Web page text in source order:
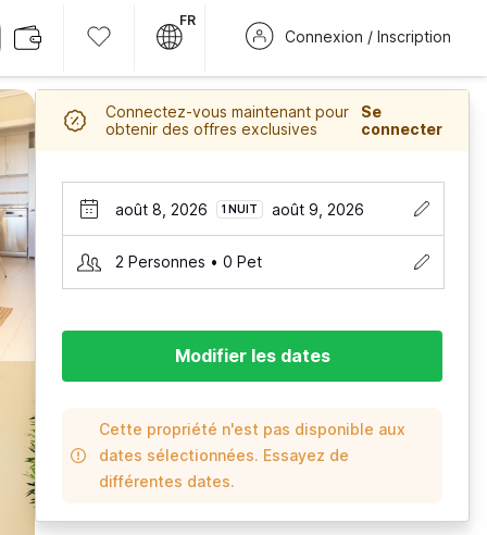
FR
Connexion / Inscription
Connectez-vous maintenant pour
obtenir des offres exclusives
Se
connecter
août 8, 2026 1 NUIT août 9, 2026
2 Personnes • 0 Pet
Modifier les dates
Cette propriété n'est pas disponible aux
dates sélectionnées. Essayez de
différentes dates.